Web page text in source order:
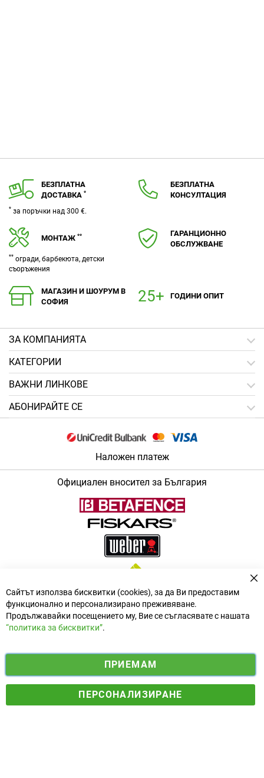
БЕЗПЛАТНА
ДОСТАВКА *
* за поръчки над 300 €.
БЕЗПЛАТНА
КОНСУЛТАЦИЯ
МОНТАЖ **
** огради, барбекюта, детски
съоръжения
ГАРАНЦИОННО
ОБСЛУЖВАНЕ
МАГАЗИН И ШОУРУМ В
СОФИЯ
ГОДИНИ ОПИТ
ЗA КОМПАНИЯТА
КАТЕГОРИИ
ВАЖНИ ЛИНКОВЕ
АБОНИРАЙТЕ СЕ
Наложен платеж
Официален вносител за България
© 2025 Ogradina.bg Всички права запазени. | Обменен курс:
f
a
i
n
s
y
o
u
Електронен магазин
Сайтът използва бисквитки (cookies), за да Ви предоставим
функционално и персонализирано преживяване.
Продължавайки посещението му, Вие се съгласявате с нашата
“политика за бисквитки”.
ПРИЕМАМ
ПЕРСОНАЛИЗИРАНЕ